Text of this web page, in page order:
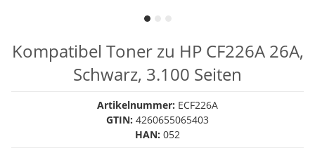
Kompatibel Toner zu HP CF226A 26A,
Schwarz, 3.100 Seiten
Artikelnummer: ECF226A
GTIN: 4260655065403
HAN: 052